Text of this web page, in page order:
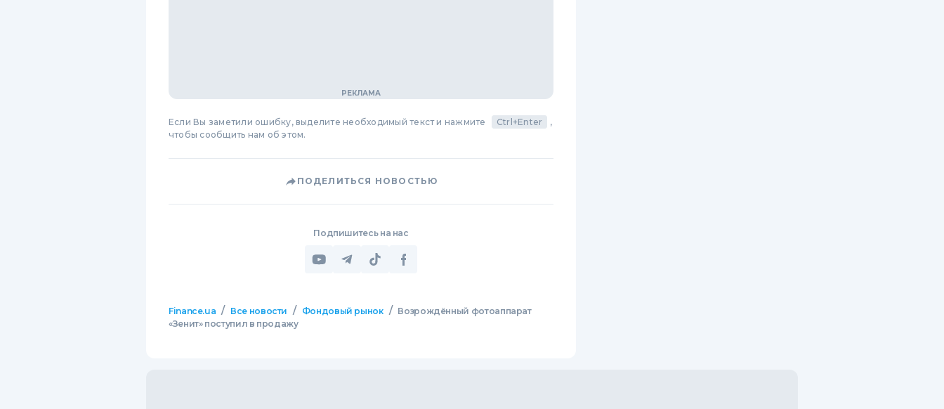
Если Вы заметили ошибку, выделите необходимый текст и нажмите Ctrl+Enter
,
чтобы сообщить нам об этом.
ПОДЕЛИТЬСЯ НОВОСТЬЮ
Подпишитесь на нас
Finance.ua / Все новости / Фондовый рынок / Возрождённый фотоаппарат
«Зенит» поступил в продажу